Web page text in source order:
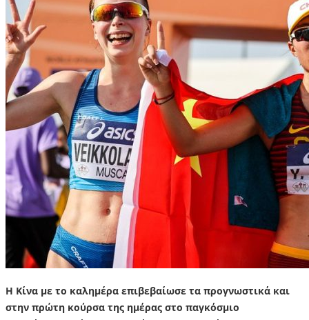
Η Κίνα με το καλημέρα επιβεβαίωσε τα προγνωστικά και
στην πρώτη κούρσα της ημέρας στο παγκόσμιο